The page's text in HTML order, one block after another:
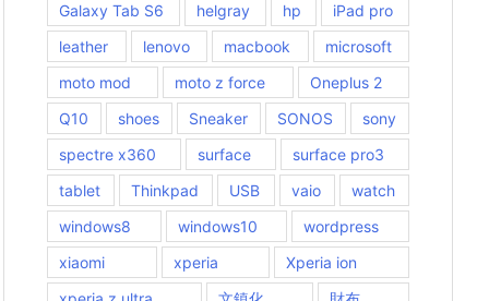
Galaxy Tab S6
helgray hp
iPad pro
leather
lenovo macbook
microsoft
moto mod
moto z force
Oneplus 2
Q10
shoes Sneaker SONOS
sony
spectre x360
surface
surface pro3
tablet
Thinkpad USB vaio
watch
windows8
windows10
wordpress
xiaomi
xperia
Xperia ion